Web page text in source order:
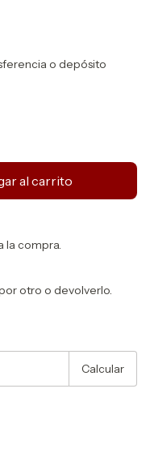
o depósito
la compra.
otro o devolverlo.
Calcular